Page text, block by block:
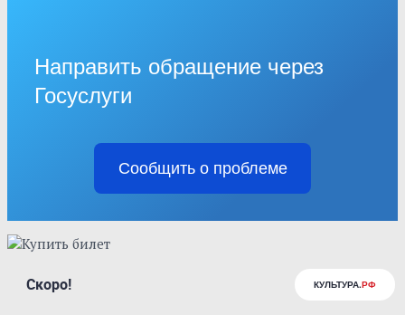
Направить обращение через
Госуслуги
Сообщить о проблеме